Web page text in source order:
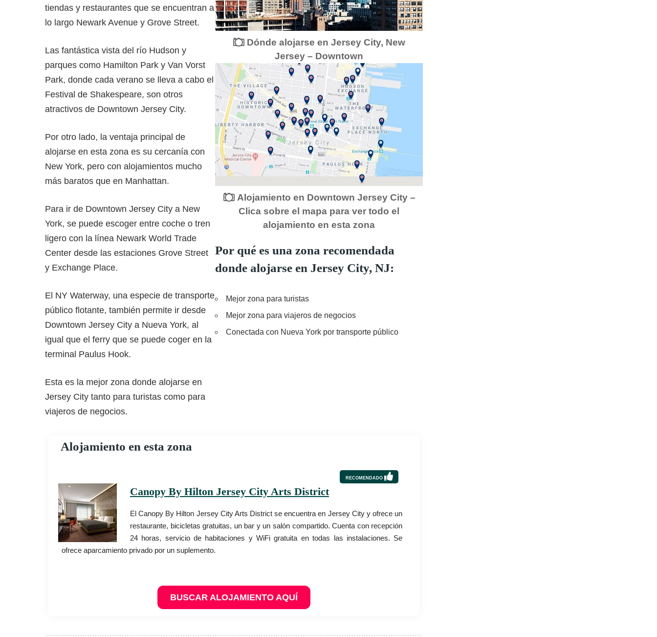
tiendas y restaurantes que se encuentran a
lo largo Newark Avenue y Grove Street.
Las fantástica vista del río Hudson y
parques como Hamilton Park y Van Vorst
Park, donde cada verano se lleva a cabo el
Festival de Shakespeare, son otros
atractivos de Downtown Jersey City.
Por otro lado, la ventaja principal de
alojarse en esta zona es su cercanía con
New York, pero con alojamientos mucho
más baratos que en Manhattan.
Para ir de Downtown Jersey City a New
York, se puede escoger entre coche o tren
ligero con la línea Newark World Trade
Center desde las estaciones Grove Street
y Exchange Place.
El NY Waterway, una especie de transporte
público flotante, también permite ir desde
Downtown Jersey City a Nueva York, al
igual que el ferry que se puede coger en la
terminal Paulus Hook.
Esta es la mejor zona donde alojarse en
Jersey City tanto para turistas como para
viajeros de negocios.
Dónde alojarse en Jersey City, New
Jersey – Downtown
Alojamiento en Downtown Jersey City –
Clica sobre el mapa para ver todo el
alojamiento en esta zona
Por qué es una zona recomendada
donde alojarse en Jersey City, NJ:
Mejor zona para turistas
Mejor zona para viajeros de negocios
Conectada con Nueva York por transporte público
Alojamiento en esta zona
RECOMENDADO
Canopy By Hilton Jersey City Arts District
El Canopy By Hilton Jersey City Arts District se encuentra en Jersey City y ofrece un
restaurante, bicicletas gratuitas, un bar y un salón compartido. Cuenta con recepción
24 horas, servicio de habitaciones y WiFi gratuita en todas las instalaciones. Se
ofrece aparcamiento privado por un suplemento.
BUSCAR ALOJAMIENTO AQUÍ